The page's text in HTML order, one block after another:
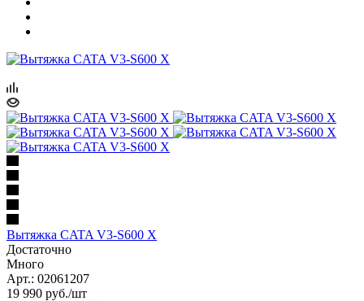
Вытяжка CATA V3-S600 X
Достаточно
Много
Арт.: 02061207
19 990 руб./шт